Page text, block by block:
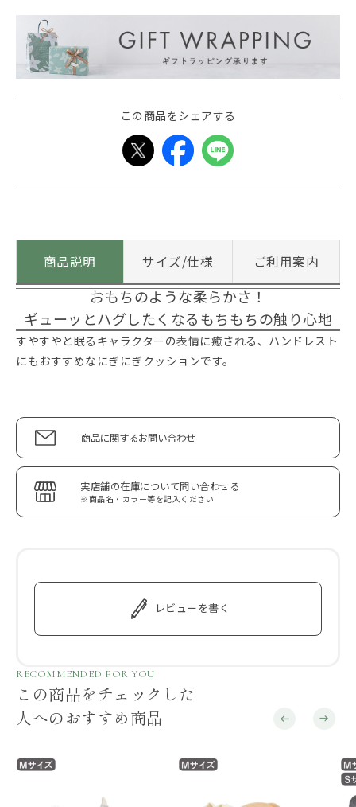
この商品をシェアする
商品説明 サイズ/仕様 ご利用案内
おもちのような柔らかさ！
ギューッとハグしたくなるもちもちの触り心地
すやすやと眠るキャラクターの表情に癒される、ハンドレスト
にもおすすめなにぎにぎクッションです。
商品に関するお問い合わせ
実店舗の在庫について問い合わせる
※商品名・カラー等を記入ください
レビューを書く
RECOMMENDED FOR YOU
この商品をチェックした
人へのおすすめ商品